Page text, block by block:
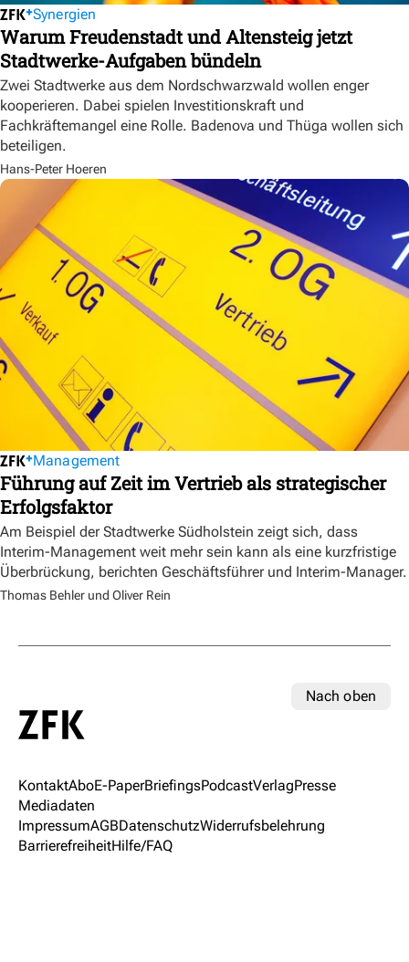
Synergien
Warum Freudenstadt und Altensteig jetzt
Stadtwerke-Aufgaben bündeln
Zwei Stadtwerke aus dem Nordschwarzwald wollen enger
kooperieren. Dabei spielen Investitionskraft und
Fachkräftemangel eine Rolle. Badenova und Thüga wollen sich
beteiligen.
Hans-Peter Hoeren
Management
Führung auf Zeit im Vertrieb als strategischer
Erfolgsfaktor
Am Beispiel der Stadtwerke Südholstein zeigt sich, dass
Interim-Management weit mehr sein kann als eine kurzfristige
Überbrückung, berichten Geschäftsführer und Interim-Manager.
Thomas Behler und Oliver Rein
Nach oben
KontaktAboE-PaperBriefingsPodcastVerlagPresse
Mediadaten
ImpressumAGBDatenschutzWiderrufsbelehrung
BarrierefreiheitHilfe/FAQ